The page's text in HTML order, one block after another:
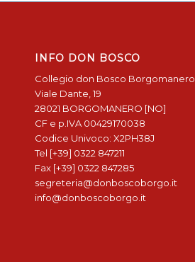
INFO DON BOSCO
Collegio don Bosco Borgomanero
Viale Dante, 19
28021 BORGOMANERO [NO]
CF e p.IVA 00429170038
Codice Univoco: X2PH38J
Tel [+39] 0322 847211
Fax [+39] 0322 847285
segreteria@donboscoborgo.it
info@donboscoborgo.it